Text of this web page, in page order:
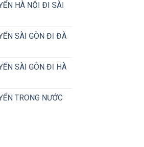
HÀ NỘI ĐI SÀI
SÀI GÒN ĐI ĐÀ
SÀI GÒN ĐI HÀ
TRONG NƯỚC